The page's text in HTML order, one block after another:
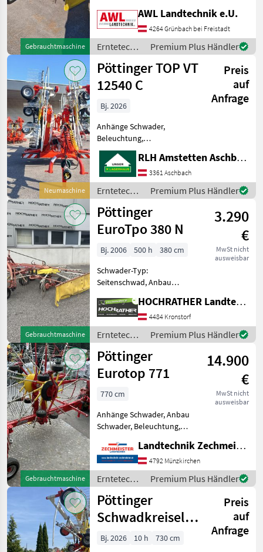
Gebrauchtmaschine
Kreiseldurchmesser,
abnehmbare Zinkenarme,
klappbare Schutzbügel,
verstellbares Schwadtuch,
Schwadablage links,
Schwenk
AWL Landtechnik e.U.
4264 Grünbach bei Freistadt
Erntetechnik
Grünland /
Pöttinger
Premium Plus Händler
Neumaschine
Pöttinger TOP VT
12540 C
Preis
auf
Anfrage
Bj. 2026
Anhänge Schwader,
Beleuchtung,
Tandemachse,
Zinkenverlustsicherung,
Schwadtuch
Druckluftbremse Bereifung
710/35 R 22, 5 5-Rad
Kreiselfahrwerk mit
Tandemachsen Basicline V
RLH Amstetten Aschbach
3361 Aschbach
Erntetechnik
Grünland /
Pöttinger
Premium Plus Händler
Gebrauchtmaschine
Pöttinger
EuroTpo 380 N
3.290
€
MwSt nicht
ausweisbar
Bj. 2006 500 h
380 cm
Schwader-Typ:
Seitenschwad, Anbau
Schwadtuch Pöttinger
EuroTop 380 N -
gebrauchter Zustand -
Baujahr 2006 - Arbeitsbreite
3, 80m - Vorderes T
HOCHRATHER Landtechnik GmbH
4484 Kronstorf
Erntetechnik
Grünland /
Pöttinger
Premium Plus Händler
Gebrauchtmaschine
Pöttinger
Eurotop 771
14.900
€
MwSt nicht
ausweisbar
770 cm
Anhänge Schwader, Anbau
Schwader, Beleuchtung,
Nachlaufeinrichtung,
Tandemachse, Schwadtuch
Pöttinger
Hochleistungsschwader
Eurotop 771 Erntetechnik
Grünland Sc
Landtechnik Zechmeister GmbH & Co KG
4792 Münzkirchen
Erntetechnik
Grünland /
Pöttinger
Premium Plus Händler
Pöttinger
Schwadkreisel
Top 662
Preis
auf
Anfrage
Bj. 2026 10 h
730 cm